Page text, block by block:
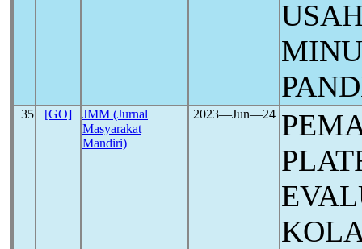
35 [GO]
JMM (Jurnal
Masyarakat
Mandiri)
2023―Jun―24